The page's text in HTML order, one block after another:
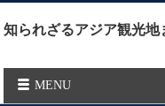
知られざるアジア観光地
MENU